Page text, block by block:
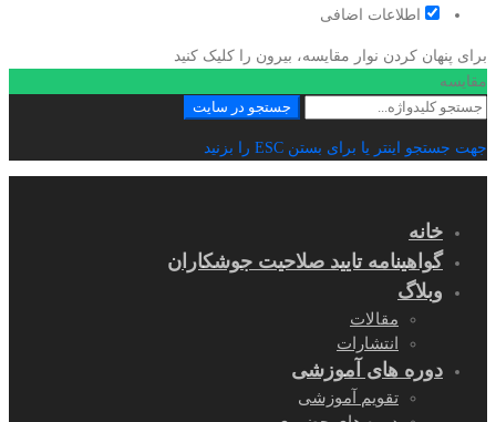
اطلاعات اضافی
برای پنهان کردن نوار مقایسه، بیرون را کلیک کنید
مقایسه
جستجو
جستجو در سایت
جهت جستجو اینتر یا برای بستن ESC را بزنید
خانه
گواهینامه تایید صلاحیت جوشکاران
وبلاگ
مقالات
انتشارات
دوره های آموزشی
تقویم آموزشی